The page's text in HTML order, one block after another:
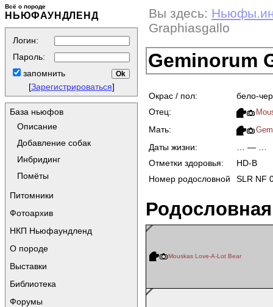
Всё о породе
НЬЮФАУНДЛЕНД
Логин:
Пароль:
запомнить
[Зарегистрироваться]
База ньюфов
Описание
Добавление собак
Инбридинг
Помёты
Питомники
Фотоархив
НКП Ньюфаундленд
О породе
Выставки
Библиотека
Форумы
Вы здесь:
Graphiasgallo
Geminorum
Окрас / пол:
бело-
Отец:
Мать:
Даты жизни:
… — …
Отметки здоровья:
HD-B
Номер родословной
SLR NF
Родословная
Mouskas Love-A-Lot Bear